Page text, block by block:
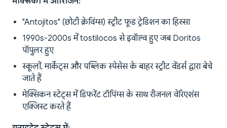
"Antojitos" (छोटी क्रेविंग्स) स्ट्रीट फूड ट्रेडिशन का हिस्सा
1990s-2000s में tostilocos से इवॉल्व हुए जब Doritos
पॉपुलर हुए
स्कूलों, मार्केट्स और पब्लिक स्पेसेस के बाहर स्ट्रीट वेंडर्स द्वारा बेचे
जाते हैं
मेक्सिकन स्टेट्स में डिफरेंट टॉपिंग्स के साथ रीजनल वेरिएशंस
एक्जिस्ट करते हैं